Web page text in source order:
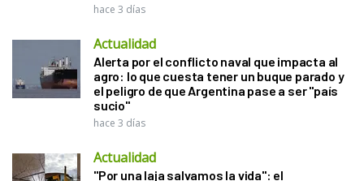
hace 3 días
Actualidad
Alerta por el conflicto naval que impacta al
agro: lo que cuesta tener un buque parado y
el peligro de que Argentina pase a ser "país
sucio"
hace 3 días
Actualidad
"Por una laja salvamos la vida": el